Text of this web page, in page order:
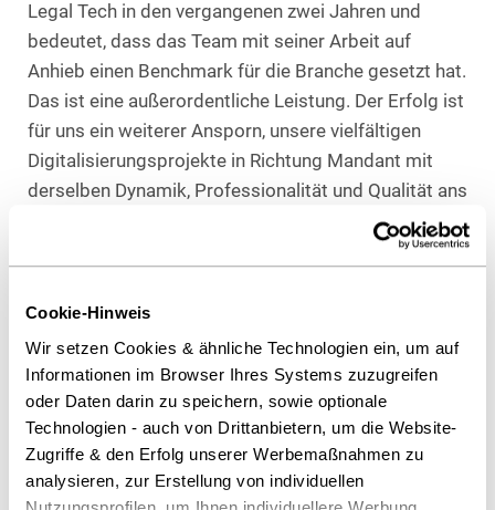
Cookie-Hinweis
Wir setzen Cookies & ähnliche Technologien ein, um auf
Informationen im Browser Ihres Systems zuzugreifen
oder Daten darin zu speichern, sowie optionale
Technologien - auch von Drittanbietern, um die Website-
Zugriffe & den Erfolg unserer Werbemaßnahmen zu
analysieren, zur Erstellung von individuellen
Legal Tech in den vergangenen zwei Jahren und
bedeutet, dass das Team mit seiner Arbeit auf
Anhieb einen Benchmark für die Branche gesetzt hat.
Das ist eine außerordentliche Leistung. Der Erfolg ist
für uns ein weiterer Ansporn, unsere vielfältigen
Digitalisierungsprojekte in Richtung Mandant mit
derselben Dynamik, Professionalität und Qualität ans
Die unabhängige Jury aus ehemaligen Managing
Vorfeld alle Einsendungen diskutiert und bewertet
und die Finalisten und Gewinner gewählt. Eine
Nominierung muss hohen Maßstäben gerecht
werden: Die eingereichten Projekte müssen innovativ
sein, einen Benchmark für die Branche setzen und